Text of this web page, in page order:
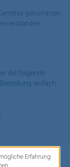
die folgende
einfach
genommen
Erfahrung
...